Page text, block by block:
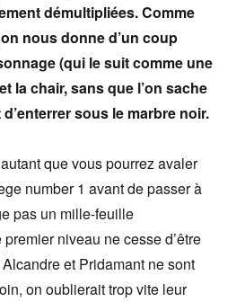
démultipliées. Comme
nous donne d’un coup
(qui le suit comme une
la chair, sans que l’on sache
sous le marbre noir.
que vous pourrez avaler
number 1 avant de passer à
pas un mille-feuille
niveau ne cesse d’être
et Pridamant ne sont
on oublierait trop vite leur